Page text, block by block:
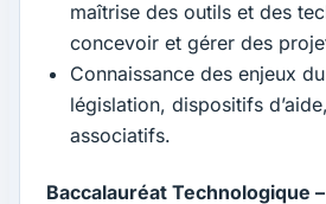
maîtrise des outils et des
concevoir et gérer des
Connaissance des enjeux
législation, dispositifs
associatifs.
Baccalauréat Technologique